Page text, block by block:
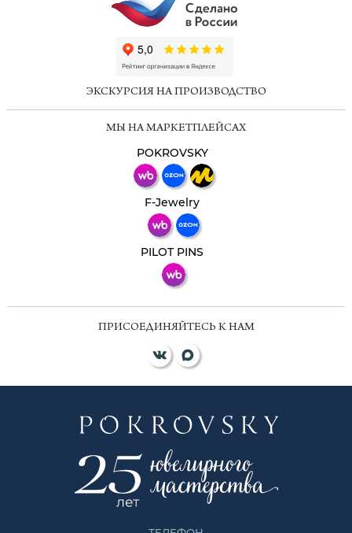
ЭКСКУРСИЯ НА ПРОИЗВОДСТВО
МЫ НА МАРКЕТПЛЕЙСАХ
POKROVSKY
F-Jewelry
PILOT PINS
ПРИСОЕДИНЯЙТЕСЬ К НАМ